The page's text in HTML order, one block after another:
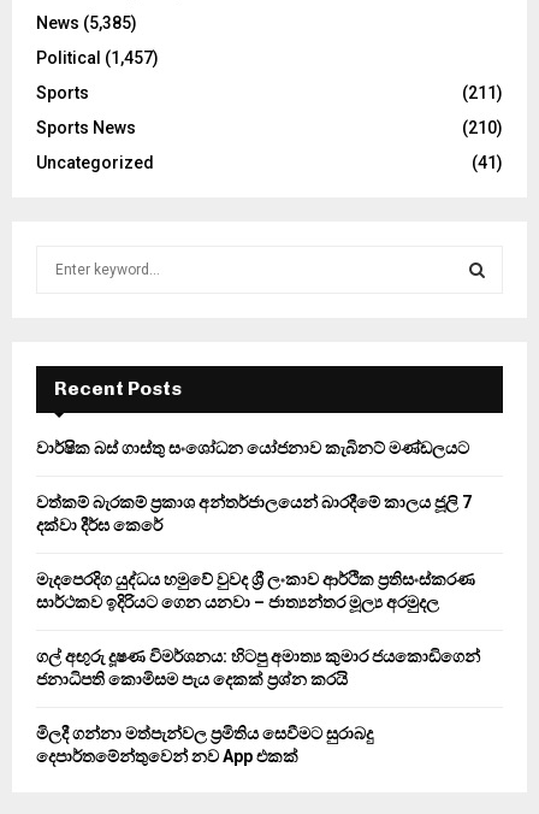
News (5,385)
Political (1,457)
Sports
(211)
Sports News
(210)
Uncategorized
(41)
f
r
E
A
Recent Posts
වාර්ෂික බස් ගාස්තු සංශෝධන යෝජනාව කැබිනට් මණ්ඩලයට
වත්කම් බැරකම් ප්‍රකාශ අන්තර්ජාලයෙන් බාරදීමේ කාලය ජූලි 7
දක්වා දීර්ඝ කෙරේ
මැදපෙරදිග යුද්ධය හමුවේ වුවද ශ්‍රී ලංකාව ආර්ථික ප්‍රතිසංස්කරණ
සාර්ථකව ඉදිරියට ගෙන යනවා – ජාත්‍යන්තර මූල්‍ය අරමුදල
ගල් අඟුරු දූෂණ විමර්ශනය: හිටපු අමාත්‍ය කුමාර ජයකොඩිගෙන්
ජනාධිපති කොමිසම පැය දෙකක් ප්‍රශ්න කරයි
මිලදී ගන්නා මත්පැන්වල ප්‍රමිතිය සෙවීමට සුරාබදු
දෙපාර්තමේන්තුවෙන් නව App එකක්